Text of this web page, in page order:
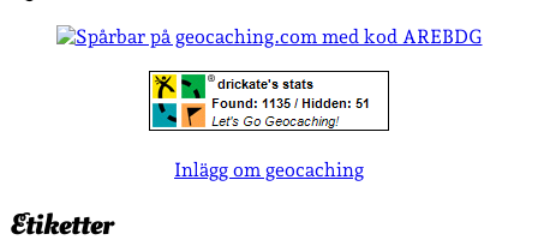
Inlägg om geocaching
Etiketter